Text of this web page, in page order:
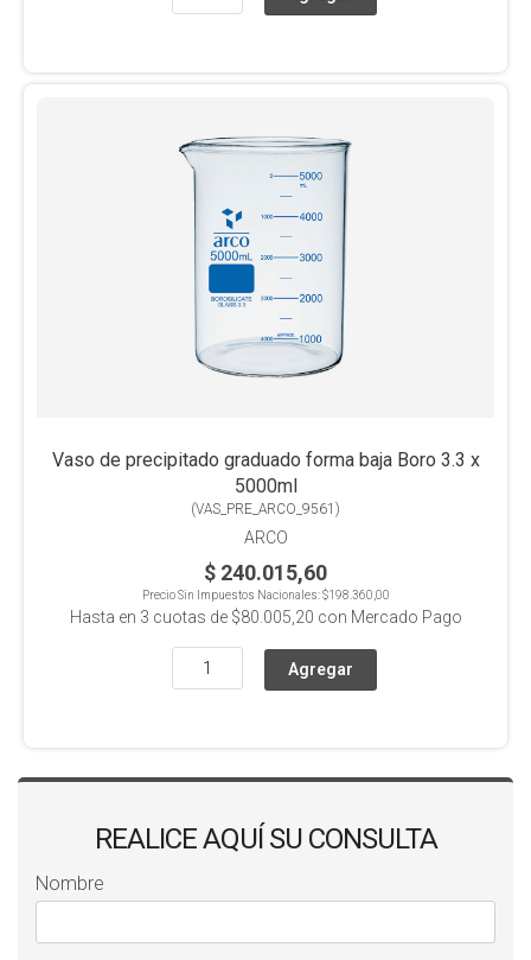
Vaso de precipitado graduado forma baja Boro 3.3 x
5000ml
(VAS_PRE_ARCO_9561 )
ARCO
$ 240.015,60
Precio Sin Impuestos Nacionales:$198.360,00
Hasta en 3 cuotas de $80.005,20 con Mercado Pago
REALICE AQUÍ SU CONSULTA
Nombre